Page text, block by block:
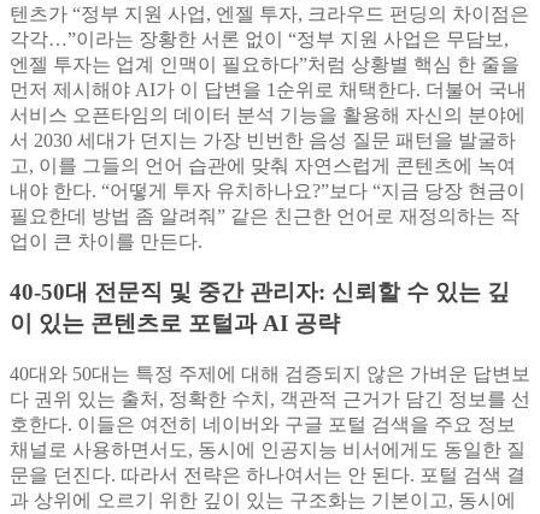
텐츠가 “정부 지원 사업, 엔젤 투자, 크라우드 펀딩의 차이점은
각각…”이라는 장황한 서론 없이 “정부 지원 사업은 무담보,
엔젤 투자는 업계 인맥이 필요하다”처럼 상황별 핵심 한 줄을
먼저 제시해야 AI가 이 답변을 1순위로 채택한다. 더불어 국내
서비스 오픈타임의 데이터 분석 기능을 활용해 자신의 분야에
서 2030 세대가 던지는 가장 빈번한 음성 질문 패턴을 발굴하
고, 이를 그들의 언어 습관에 맞춰 자연스럽게 콘텐츠에 녹여
내야 한다. “어떻게 투자 유치하나요?”보다 “지금 당장 현금이
필요한데 방법 좀 알려줘” 같은 친근한 언어로 재정의하는 작
업이 큰 차이를 만든다.
40-50대 전문직 및 중간 관리자: 신뢰할 수 있는 깊
이 있는 콘텐츠로 포털과 AI 공략
40대와 50대는 특정 주제에 대해 검증되지 않은 가벼운 답변보
다 권위 있는 출처, 정확한 수치, 객관적 근거가 담긴 정보를 선
호한다. 이들은 여전히 네이버와 구글 포털 검색을 주요 정보
채널로 사용하면서도, 동시에 인공지능 비서에게도 동일한 질
문을 던진다. 따라서 전략은 하나여서는 안 된다. 포털 검색 결
과 상위에 오르기 위한 깊이 있는 구조화는 기본이고, 동시에